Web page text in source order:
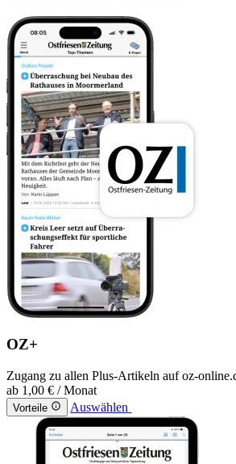
OZ+
Zugang zu allen Plus-Artikeln auf oz-
ab 1,00 € / Monat
Vorteile Auswählen